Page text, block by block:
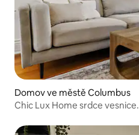
Domov ve městě Columbus
Chic Lux Home srdce vesnice.